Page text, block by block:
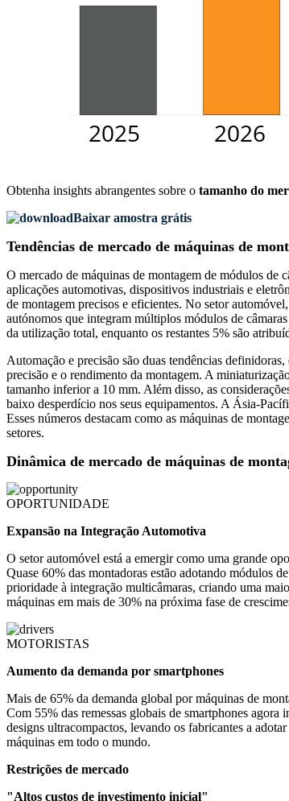
Obtenha insights abrangentes sobre o tamanho do
Baixar amostra grátis
Tendências de mercado de máquinas de
O mercado de máquinas de montagem de módulos de
aplicações automotivas, dispositivos industriais e
de montagem precisos e eficientes. No setor
autónomos que integram múltiplos módulos de
da utilização total, enquanto os restantes 5% são
Automação e precisão são duas tendências
precisão e o rendimento da montagem. A
tamanho inferior a 10 mm. Além disso, as
baixo desperdício nos seus equipamentos. A Ásia-
Esses números destacam como as máquinas de
setores.
Dinâmica de mercado de máquinas de
OPORTUNIDADE
Expansão na Integração Automotiva
O setor automóvel está a emergir como uma grande
Quase 60% das montadoras estão adotando módulos
prioridade à integração multicâmaras, criando uma
máquinas em mais de 30% na próxima fase de
MOTORISTAS
Aumento da demanda por smartphones
Mais de 65% da demanda global por máquinas de
Com 55% das remessas globais de smartphones
designs ultracompactos, levando os fabricantes a
máquinas em todo o mundo.
Restrições de mercado
"Altos custos de investimento inicial"